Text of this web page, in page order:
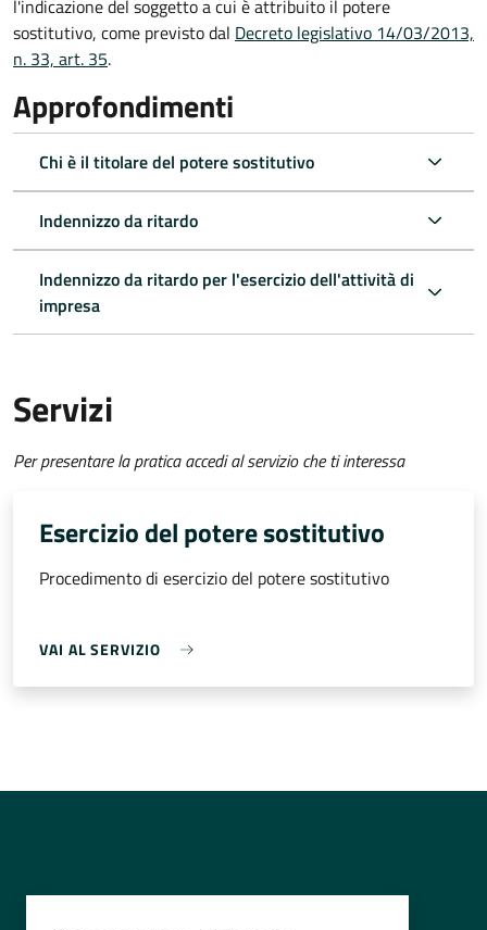
l'indicazione del soggetto a cui è attribuito il potere
sostitutivo, come previsto dal Decreto legislativo 14/03/2013,
n. 33, art. 35.
Approfondimenti
Chi è il titolare del potere sostitutivo
Indennizzo da ritardo
Indennizzo da ritardo per l'esercizio dell'attività di
impresa
Servizi
Per presentare la pratica accedi al servizio che ti interessa
Esercizio del potere sostitutivo
Procedimento di esercizio del potere sostitutivo
VAI AL SERVIZIO